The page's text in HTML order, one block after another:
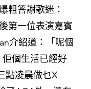
粗答謝歌迷：
第一位表演嘉賓
介紹道：「呢個
個生活已經好
點凌晨做乜X